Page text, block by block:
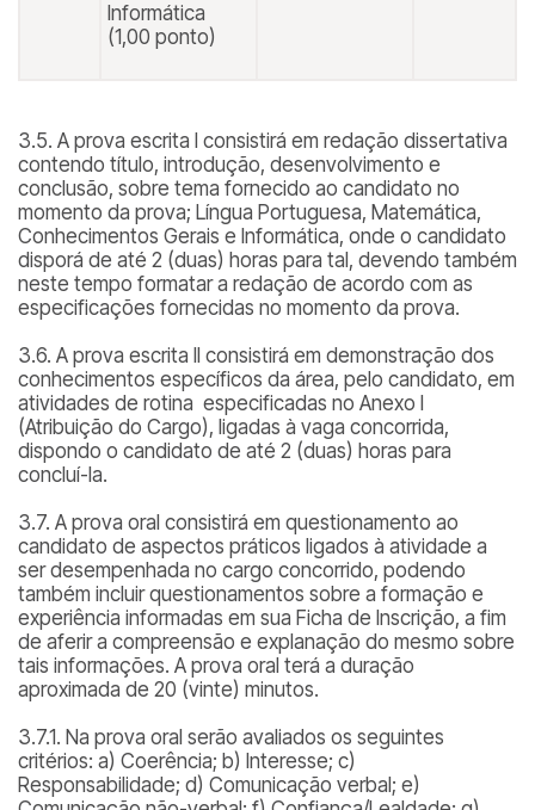
Informática
(1,00 ponto)
3.5. A prova escrita I consistirá em redação dissertativa
contendo título, introdução, desenvolvimento e
conclusão, sobre tema fornecido ao candidato no
momento da prova; Língua Portuguesa, Matemática,
Conhecimentos Gerais e Informática, onde o candidato
disporá de até 2 (duas) horas para tal, devendo também
neste tempo formatar a redação de acordo com as
especificações fornecidas no momento da prova.
3.6. A prova escrita II consistirá em demonstração dos
conhecimentos específicos da área, pelo candidato, em
atividades de rotina especificadas no Anexo I
(Atribuição do Cargo), ligadas à vaga concorrida,
dispondo o candidato de até 2 (duas) horas para
concluí-la.
3.7. A prova oral consistirá em questionamento ao
candidato de aspectos práticos ligados à atividade a
ser desempenhada no cargo concorrido, podendo
também incluir questionamentos sobre a formação e
experiência informadas em sua Ficha de Inscrição, a fim
de aferir a compreensão e explanação do mesmo sobre
tais informações. A prova oral terá a duração
aproximada de 20 (vinte) minutos.
3.7.1. Na prova oral serão avaliados os seguintes
critérios: a) Coerência; b) Interesse; c)
Responsabilidade; d) Comunicação verbal; e)